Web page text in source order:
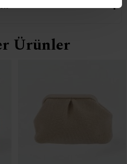
Ürünler